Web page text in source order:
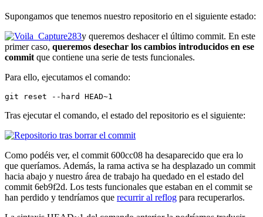
Supongamos que tenemos nuestro repositorio en el siguiente estado:
y queremos deshacer el último commit. En este
primer caso, queremos desechar los cambios introducidos en ese
commit que contiene una serie de tests funcionales.
Para ello, ejecutamos el comando:
git reset --hard HEAD~1
Tras ejecutar el comando, el estado del repositorio es el siguiente:
Como podéis ver, el commit 600cc08 ha desaparecido que era lo
que queríamos. Además, la rama activa se ha desplazado un commit
hacia abajo y nuestro área de trabajo ha quedado en el estado del
commit 6eb9f2d. Los tests funcionales que estaban en el commit se
han perdido y tendríamos que recurrir al reflog para recuperarlos.